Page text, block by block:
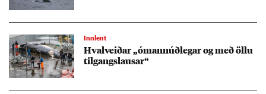
Innlent
Hval­veið­ar „ómann­úð­leg­ar og með öllu
til­gangs­laus­ar“